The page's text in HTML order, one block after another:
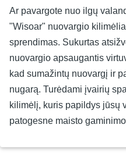
Ar pavargote nuo ilgų
"Wisoar" nuovargio
sprendimas. Sukurtas
nuovargio apsaugantis
kad sumažintų nuovargį ir
nugarą. Turėdami įvairių
kilimėlį, kuris papildys jūsų
patogesne maisto